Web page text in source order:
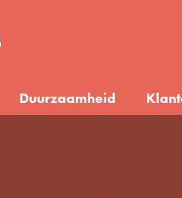
Duurzaamheid